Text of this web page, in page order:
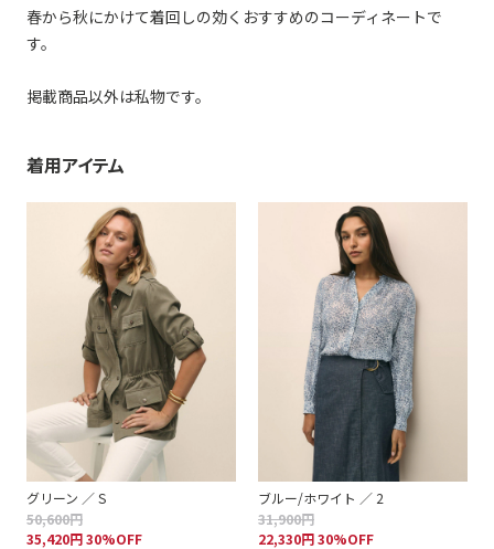
春から秋にかけて着回しの効くおすすめのコーディネートで
す。
掲載商品以外は私物です。
着用アイテム
グリーン ／ S
50,600円
35,420円 30%OFF
ブルー/ホワイト ／ 2
31,900円
22,330円 30%OFF